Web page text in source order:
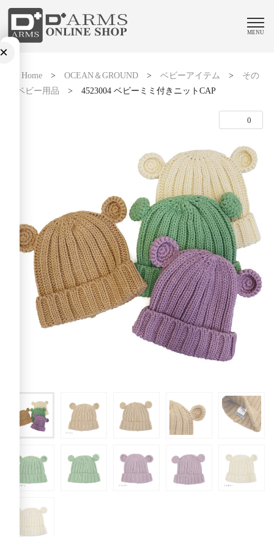
MENU
Home> OCEAN＆GROUND> ベビーアイテム > その
他ベビー用品 > 4523004 ベビーミミ付きニットCAP
0
×